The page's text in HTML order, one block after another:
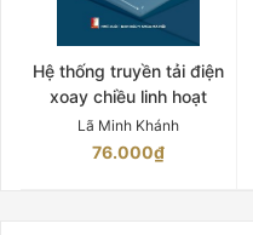
Hệ thống truyền tải điện
xoay chiều linh hoạt
Lã Minh Khánh
76.000₫